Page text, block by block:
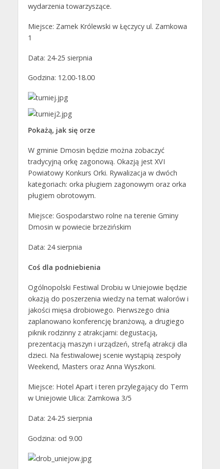
wydarzenia towarzyszące.
Miejsce: Zamek Królewski w Łęczycy ul. Zamkowa
1
Data: 24-25 sierpnia
Godzina: 12.00-18.00
Pokażą, jak się orze
W gminie Dmosin będzie można zobaczyć
tradycyjną orkę zagonową. Okazją jest XVI
Powiatowy Konkurs Orki. Rywalizacja w dwóch
kategoriach: orka pługiem zagonowym oraz orka
pługiem obrotowym.
Miejsce: Gospodarstwo rolne na terenie Gminy
Dmosin w powiecie brzezińskim
Data: 24 sierpnia
Coś dla podniebienia
Ogólnopolski Festiwal Drobiu w Uniejowie będzie
okazją do poszerzenia wiedzy na temat walorów i
jakości mięsa drobiowego. Pierwszego dnia
zaplanowano konferencję branżową, a drugiego
piknik rodzinny z atrakcjami: degustacją,
prezentacją maszyn i urządzeń, strefą atrakcji dla
dzieci. Na festiwalowej scenie wystąpią zespoły
Weekend, Masters oraz Anna Wyszkoni.
Miejsce: Hotel Apart i teren przylegający do Term
w Uniejowie Ulica: Zamkowa 3/5
Data: 24-25 sierpnia
Godzina: od 9.00